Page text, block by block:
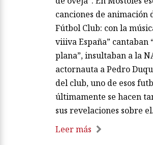
canciones de animación
Fútbol Club: con la
viiiva España” cantaban
plana”, insultaban a la
actornauta a Pedro
del club, uno de esos
últimamente se hacen
sus revelaciones sobre
Leer más